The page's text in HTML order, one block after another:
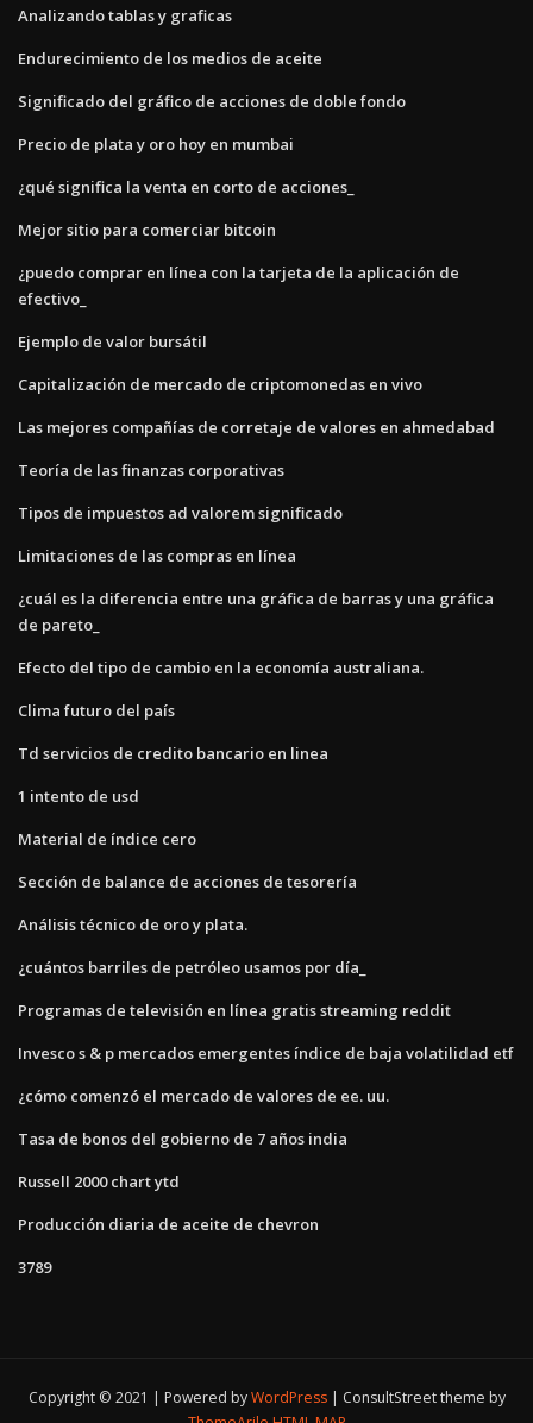
Analizando tablas y graficas
Endurecimiento de los medios de aceite
Significado del gráfico de acciones de doble fondo
Precio de plata y oro hoy en mumbai
¿qué significa la venta en corto de acciones_
Mejor sitio para comerciar bitcoin
¿puedo comprar en línea con la tarjeta de la aplicación de
efectivo_
Ejemplo de valor bursátil
Capitalización de mercado de criptomonedas en vivo
Las mejores compañías de corretaje de valores en ahmedabad
Teoría de las finanzas corporativas
Tipos de impuestos ad valorem significado
Limitaciones de las compras en línea
¿cuál es la diferencia entre una gráfica de barras y una gráfica
de pareto_
Efecto del tipo de cambio en la economía australiana.
Clima futuro del país
Td servicios de credito bancario en linea
1 intento de usd
Material de índice cero
Sección de balance de acciones de tesorería
Análisis técnico de oro y plata.
¿cuántos barriles de petróleo usamos por día_
Programas de televisión en línea gratis streaming reddit
Invesco s & p mercados emergentes índice de baja volatilidad etf
¿cómo comenzó el mercado de valores de ee. uu.
Tasa de bonos del gobierno de 7 años india
Russell 2000 chart ytd
Producción diaria de aceite de chevron
3789
Copyright © 2021 | Powered byWordPress
ConsultStreet theme by